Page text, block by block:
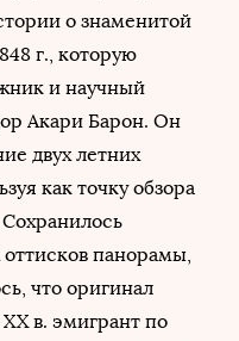
о знаменитой
г., которую
и научный
Акари Барон. Он
двух летних
как точку обзора
панорамы,
что оригинал
в. эмигрант по